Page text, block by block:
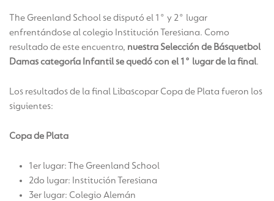
The Greenland School se disputó el 1° y 2° lugar
enfrentándose al colegio Institución Teresiana. Como
resultado de este encuentro, nuestra Selección de Básquetbol
Damas categoría Infantil se quedó con el 1° lugar de la final.
Los resultados de la final Libascopar Copa de Plata fueron los
siguientes:
Copa de Plata
1er lugar: The Greenland School
2do lugar: Institución Teresiana
3er lugar: Colegio Alemán